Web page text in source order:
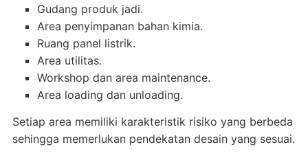
Gudang produk jadi.
Area penyimpanan bahan kimia.
Ruang panel listrik.
Area utilitas.
Workshop dan area maintenance.
Area loading dan unloading.
Setiap area memiliki karakteristik risiko yang berbeda
sehingga memerlukan pendekatan desain yang sesuai.